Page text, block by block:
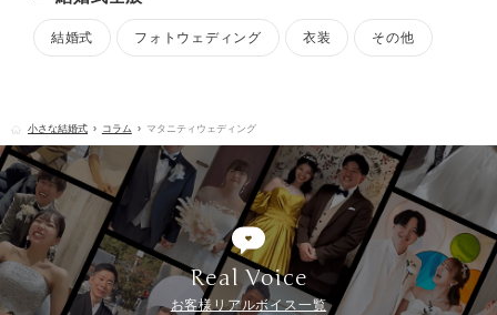
結婚式 フォトウェディング 衣装 その他
小さな結婚式 コラム マタニティウェディング
Real Voice
お客様リアルボイス一覧